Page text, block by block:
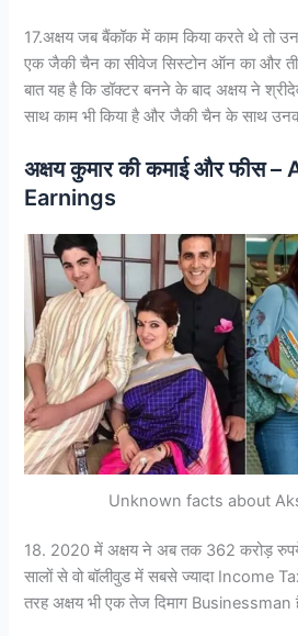
17.अक्षय जब बैंकॉक में काम किया करते थे तो
एक जैकी चैन का सीवेज सिस्टोन ऑन का और
बात यह है कि डॉक्टर बनने के बाद अक्षय ने
साथ काम भी किया है और जैकी चैन के साथ
अक्षय कुमार की कमाई और फीस
Earnings
Unknown facts about
18. 2020 में अक्षय ने अब तक 362 करोड़
सालों से वो बॉलीवुड में सबसे ज्यादा Income
तरह अक्षय भी एक तेज दिमाग Businessman